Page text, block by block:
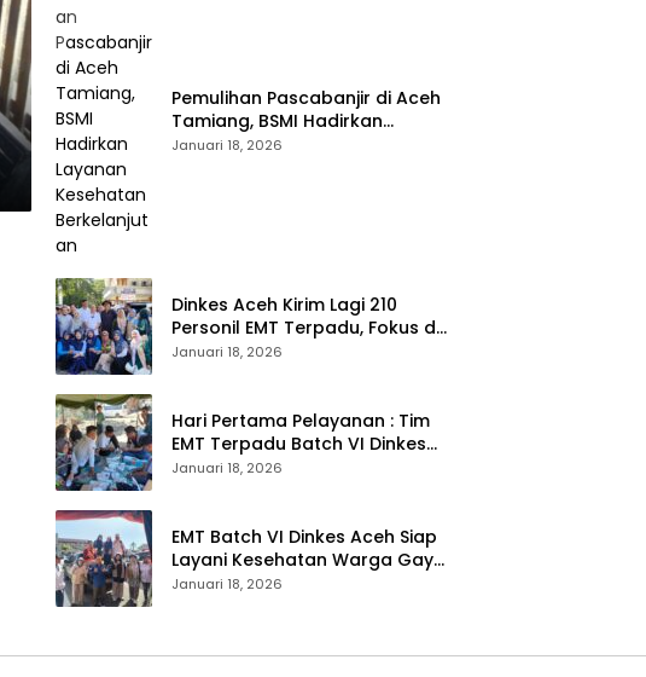
Pemulihan Pascabanjir di Aceh
Tamiang, BSMI Hadirkan
Layanan Kesehatan
Januari 18, 2026
Dinkes Aceh Kirim Lagi 210
Personil EMT Terpadu, Fokus di
Tujuh Kabupaten
Januari 18, 2026
Hari Pertama Pelayanan : Tim
EMT Terpadu Batch VI Dinkes
Aceh Jangkau Wilayah
Januari 18, 2026
EMT Batch VI Dinkes Aceh Siap
Layani Kesehatan Warga Gayo
Lues, Ini Lokasi Yang Akan
Januari 18, 2026